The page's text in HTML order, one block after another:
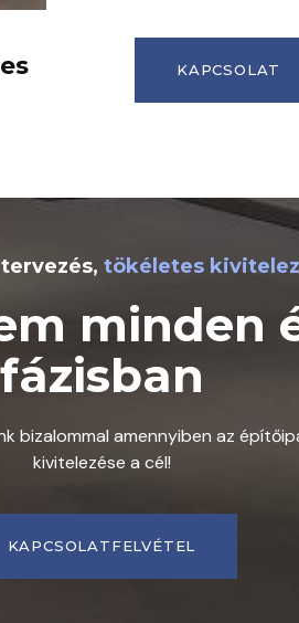
KAPCSOLAT
tökéletes
minden
fázisban
bizalommal amennyiben az
kivitelezése a cél!
KAPCSOLATFELVÉTEL